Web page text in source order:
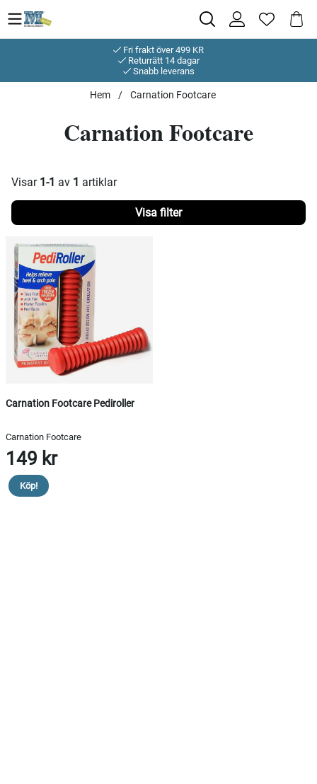
Fri frakt över 499 KR
Returrätt 14 dagar
Snabb leverans
Hem Carnation Footcare
Carnation Footcare
Visar 1-1 av 1 artiklar
Filtrera
Produkter
Carnation Footcare Pediroller
Carnation Footcare
149 kr
Köp!